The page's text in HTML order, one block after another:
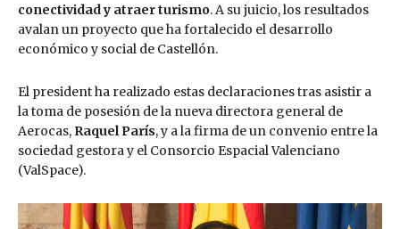
conectividad y atraer turismo. A su juicio, los resultados
avalan un proyecto que ha fortalecido el desarrollo
económico y social de Castellón.
El president ha realizado estas declaraciones tras asistir a
la toma de posesión de la nueva directora general de
Aerocas, Raquel París, y a la firma de un convenio entre la
sociedad gestora y el Consorcio Espacial Valenciano
(ValSpace).